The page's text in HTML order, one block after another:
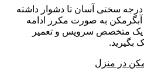
سختی آسان تا دشوار داشته
به صورت مکرر ادامه
یک متخصص سرویس و تعمیر
بگیرید.
در منزل